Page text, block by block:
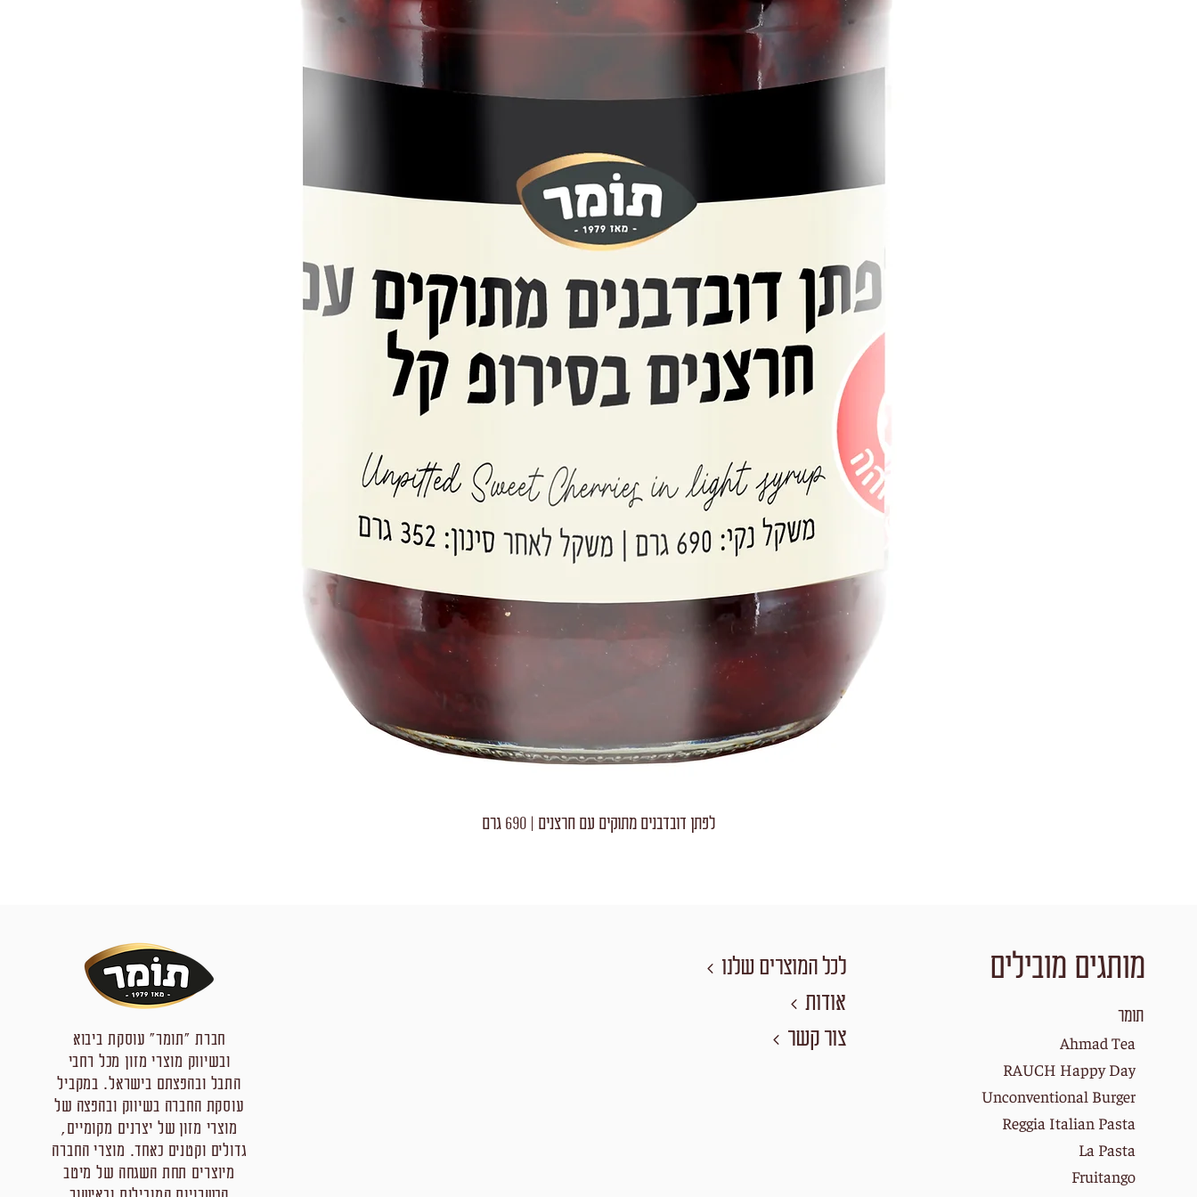
לפתן דובדבנים מתוקים עם חרצנים | 690 גרם
חברת "תומר" עוסקת ביבוא
ובשיווק מוצרי מזון מכל רחבי
התבל ובהפצתם בישראל. במקביל
עוסקת החברה בשיווק ובהפצה של
מוצרי מזון של יצרנים מקומיים,
גדולים וקטנים כאחד. מוצרי החברה
מיוצרים תחת השגחה של מיטב
לכל המוצרים שלנו
אודות
צור קשר
מותגים מובילים
תומר
Ahmad Tea
RAUCH Happy Day
Unconventional Burger
Reggia Italian Pasta
La Pasta
Fruitango